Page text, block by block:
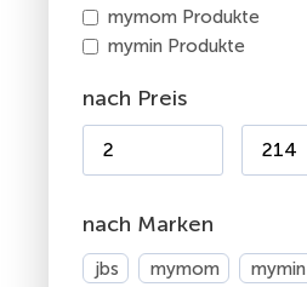
mymom Produkte
mymin Produkte
nach Preis
nach Marken
jbs mymom mymin